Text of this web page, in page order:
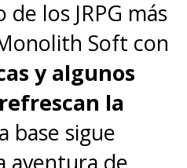
40% de lo que
dar y si a eso
trabajo de
habrá
los JRPG más
Soft con
y algunos
la
base sigue
aventura de